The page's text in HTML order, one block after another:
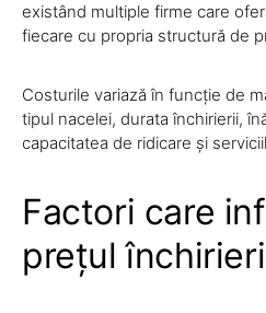
existând multiple firme care
fiecare cu propria structură de
Costurile variază în funcție de
tipul nacelei, durata închirierii,
capacitatea de ridicare și
Factori care
prețul